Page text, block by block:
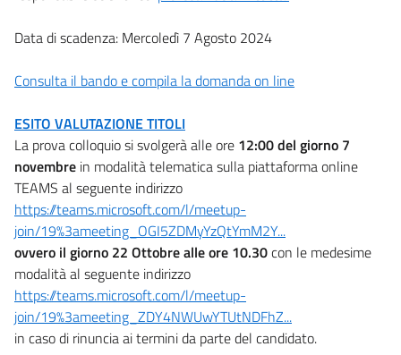
Data di scadenza: Mercoledì 7 Agosto 2024
Consulta il bando e compila la domanda on line
ESITO VALUTAZIONE TITOLI
La prova colloquio si svolgerà alle ore 12:00 del giorno 7
novembre in modalità telematica sulla piattaforma online
TEAMS al seguente indirizzo
https://teams.microsoft.com/l/meetup-
join/19%3ameeting_OGI5ZDMyYzQtYmM2Y...
ovvero il giorno 22 Ottobre alle ore 10.30con le medesime
modalità al seguente indirizzo
https://teams.microsoft.com/l/meetup-
join/19%3ameeting_ZDY4NWUwYTUtNDFhZ...
in caso di rinuncia ai termini da parte del candidato.